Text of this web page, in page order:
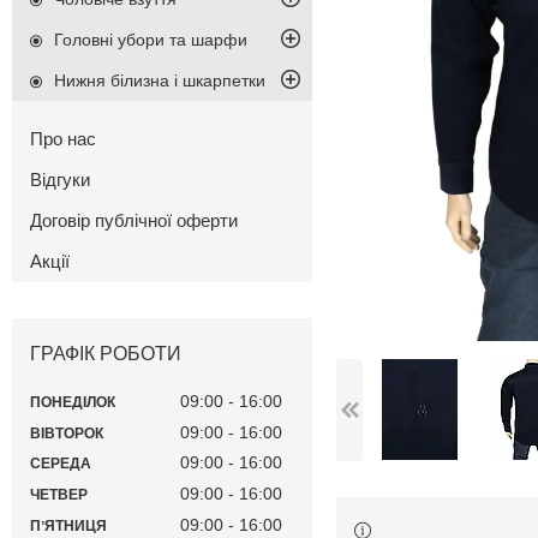
Головні убори та шарфи
Нижня білизна і шкарпетки
Про нас
Відгуки
Договір публічної оферти
Акції
ГРАФІК РОБОТИ
ПОНЕДІЛОК 09:00 16:00
ВІВТОРОК 09:00 16:00
СЕРЕДА 09:00 16:00
ЧЕТВЕР 09:00 16:00
ПʼЯТНИЦЯ 09:00 16:00